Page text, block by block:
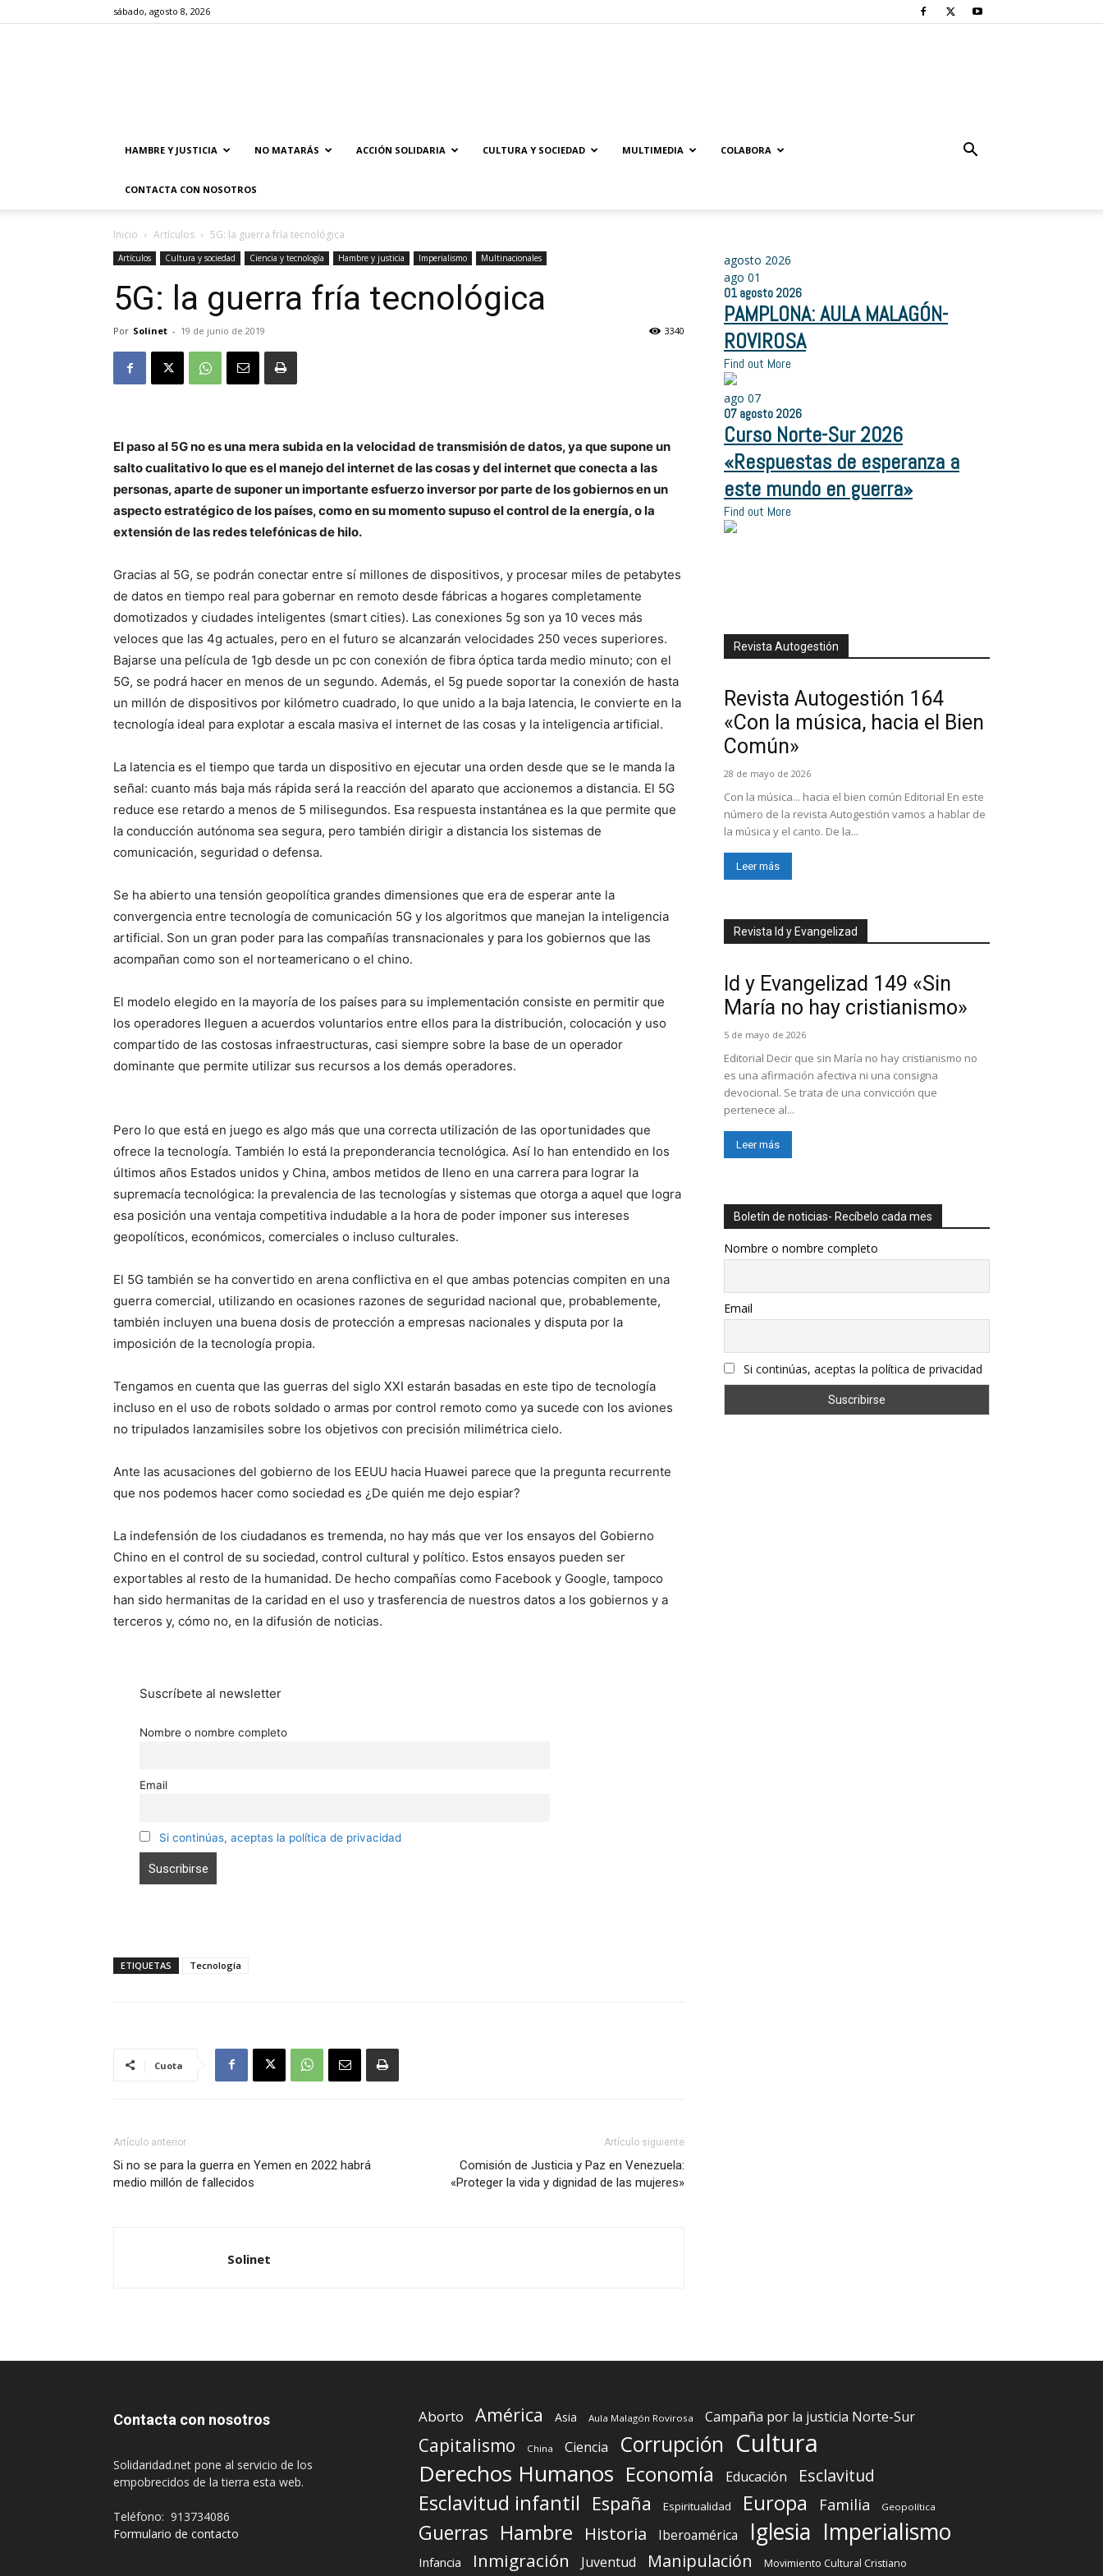
sábado, agosto 8, 2026
HAMBRE Y JUSTICIA NO MATARÁS ACCIÓN SOLIDARIA CULTURA Y SOCIEDAD MULTIMEDIA COLABORA
CONTACTA CON NOSOTROS
Inicio Artículos 5G: la guerra fría tecnológica
Artículos Cultura y sociedad Ciencia y tecnología Hambre y justicia Imperialismo Multinacionales
5G: la guerra fría tecnológica
Por Solinet - 19 de junio de 2019 3340
El paso al 5G no es una mera subida en la velocidad de transmisión de datos, ya que supone un
salto cualitativo lo que es el manejo del internet de las cosas y del internet que conecta a las
personas, aparte de suponer un importante esfuerzo inversor por parte de los gobiernos en un
aspecto estratégico de los países, como en su momento supuso el control de la energía, o la
extensión de las redes telefónicas de hilo.
Gracias al 5G, se podrán conectar entre sí millones de dispositivos, y procesar miles de petabytes
de datos en tiempo real para gobernar en remoto desde fábricas a hogares completamente
domotizados y ciudades inteligentes (smart cities). Las conexiones 5g son ya 10 veces más
veloces que las 4g actuales, pero en el futuro se alcanzarán velocidades 250 veces superiores.
Bajarse una película de 1gb desde un pc con conexión de fibra óptica tarda medio minuto; con el
5G, se podrá hacer en menos de un segundo. Además, el 5g puede soportar la conexión de hasta
un millón de dispositivos por kilómetro cuadrado, lo que unido a la baja latencia, le convierte en la
tecnología ideal para explotar a escala masiva el internet de las cosas y la inteligencia artificial.
La latencia es el tiempo que tarda un dispositivo en ejecutar una orden desde que se le manda la
señal: cuanto más baja más rápida será la reacción del aparato que accionemos a distancia. El 5G
reduce ese retardo a menos de 5 milisegundos. Esa respuesta instantánea es la que permite que
la conducción autónoma sea segura, pero también dirigir a distancia los sistemas de
comunicación, seguridad o defensa.
Se ha abierto una tensión geopolítica grandes dimensiones que era de esperar ante la
convergencia entre tecnología de comunicación 5G y los algoritmos que manejan la inteligencia
artificial. Son un gran poder para las compañías transnacionales y para los gobiernos que las
acompañan como son el norteamericano o el chino.
El modelo elegido en la mayoría de los países para su implementación consiste en permitir que
los operadores lleguen a acuerdos voluntarios entre ellos para la distribución, colocación y uso
compartido de las costosas infraestructuras, casi siempre sobre la base de un operador
dominante que permite utilizar sus recursos a los demás operadores.
Pero lo que está en juego es algo más que una correcta utilización de las oportunidades que
ofrece la tecnología. También lo está la preponderancia tecnológica. Así lo han entendido en los
últimos años Estados unidos y China, ambos metidos de lleno en una carrera para lograr la
supremacía tecnológica: la prevalencia de las tecnologías y sistemas que otorga a aquel que logra
esa posición una ventaja competitiva indudable a la hora de poder imponer sus intereses
geopolíticos, económicos, comerciales o incluso culturales.
El 5G también se ha convertido en arena conflictiva en el que ambas potencias compiten en una
guerra comercial, utilizando en ocasiones razones de seguridad nacional que, probablemente,
también incluyen una buena dosis de protección a empresas nacionales y disputa por la
imposición de la tecnología propia.
Tengamos en cuenta que las guerras del siglo XXI estarán basadas en este tipo de tecnología
incluso en el uso de robots soldado o armas por control remoto como ya sucede con los aviones
no tripulados lanzamisiles sobre los objetivos con precisión milimétrica cielo.
Ante las acusaciones del gobierno de los EEUU hacia Huawei parece que la pregunta recurrente
que nos podemos hacer como sociedad es ¿De quién me dejo espiar?
La indefensión de los ciudadanos es tremenda, no hay más que ver los ensayos del Gobierno
Chino en el control de su sociedad, control cultural y político. Estos ensayos pueden ser
exportables al resto de la humanidad. De hecho compañías como Facebook y Google, tampoco
han sido hermanitas de la caridad en el uso y trasferencia de nuestros datos a los gobiernos y a
terceros y, cómo no, en la difusión de noticias.
Suscríbete al newsletter
Nombre o nombre completo
Email
Si continúas, aceptas la política de privacidad
ETIQUETAS Tecnología
Cuota
Artículo anterior
Si no se para la guerra en Yemen en 2022 habrá
medio millón de fallecidos
Artículo siguiente
Comisión de Justicia y Paz en Venezuela:
«Proteger la vida y dignidad de las mujeres»
Solinet
agosto 2026
ago 01
01 agosto 2026
PAMPLONA: AULA MALAGÓN-
ROVIROSA
Find out More
ago 07
07 agosto 2026
Curso Norte-Sur 2026
«Respuestas de esperanza a
este mundo en guerra»
Find out More
Revista Autogestión
Revista Autogestión 164
«Con la música, hacia el Bien
Común»
28 de mayo de 2026
Con la música... hacia el bien común Editorial En este
número de la revista Autogestión vamos a hablar de
la música y el canto. De la...
Leer más
Revista Id y Evangelizad
Id y Evangelizad 149 «Sin
María no hay cristianismo»
5 de mayo de 2026
Editorial Decir que sin María no hay cristianismo no
es una afirmación afectiva ni una consigna
devocional. Se trata de una convicción que
pertenece al...
Leer más
Boletín de noticias- Recíbelo cada mes
Nombre o nombre completo
Email
Si continúas, aceptas la política de privacidad
Contacta con nosotros
Solidaridad.net pone al servicio de los
empobrecidos de la tierra esta web.
Teléfono: 913734086
Formulario de contacto
Aborto América Asia Aula Malagón Rovirosa Campaña por la justicia Norte-Sur
Capitalismo China Ciencia Corrupción Cultura
Derechos Humanos Economía Educación Esclavitud
Esclavitud infantil España Espiritualidad Europa Familia Geopolítica
Guerras Hambre Historia Iberoamérica Iglesia Imperialismo
Infancia Inmigración Juventud Manipulación Movimiento Cultural Cristiano